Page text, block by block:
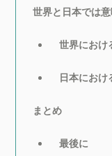
世界と日本では
世界におけ
日本におけ
まとめ
最後に